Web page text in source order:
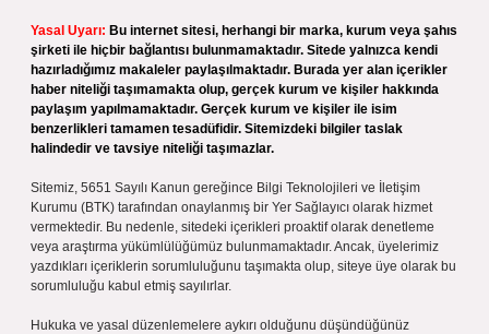
Yasal Uyarı: Bu internet sitesi, herhangi bir marka, kurum veya şahıs
şirketi ile hiçbir bağlantısı bulunmamaktadır. Sitede yalnızca kendi
hazırladığımız makaleler paylaşılmaktadır. Burada yer alan içerikler
haber niteliği taşımamakta olup, gerçek kurum ve kişiler hakkında
paylaşım yapılmamaktadır. Gerçek kurum ve kişiler ile isim
benzerlikleri tamamen tesadüfidir. Sitemizdeki bilgiler taslak
halindedir ve tavsiye niteliği taşımazlar.
Sitemiz, 5651 Sayılı Kanun gereğince Bilgi Teknolojileri ve İletişim
Kurumu (BTK) tarafından onaylanmış bir Yer Sağlayıcı olarak hizmet
vermektedir. Bu nedenle, sitedeki içerikleri proaktif olarak denetleme
veya araştırma yükümlülüğümüz bulunmamaktadır. Ancak, üyelerimiz
yazdıkları içeriklerin sorumluluğunu taşımakta olup, siteye üye olarak bu
sorumluluğu kabul etmiş sayılırlar.
Hukuka ve yasal düzenlemelere aykırı olduğunu düşündüğünüz